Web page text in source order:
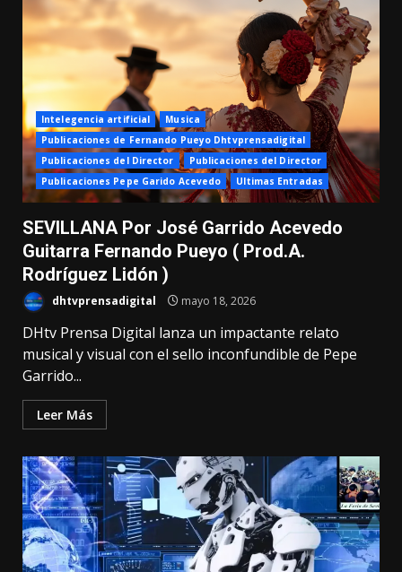
Intelegencia artificial
Musica
Publicaciones de Fernando Pueyo Dhtvprensadigital
Publicaciones del Director
Publicaciones del Director
Publicaciones Pepe Garido Acevedo
Ultimas Entradas
SEVILLANA Por José Garrido Acevedo
Guitarra Fernando Pueyo ( Prod.A.
Rodríguez Lidón )
dhtvprensadigital mayo 18, 2026
DHtv Prensa Digital lanza un impactante relato
musical y visual con el sello inconfundible de Pepe
Garrido...
Leer Más